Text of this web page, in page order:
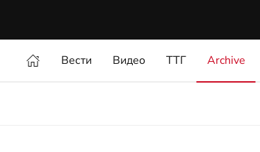
Вести Видео ТТГ Archive